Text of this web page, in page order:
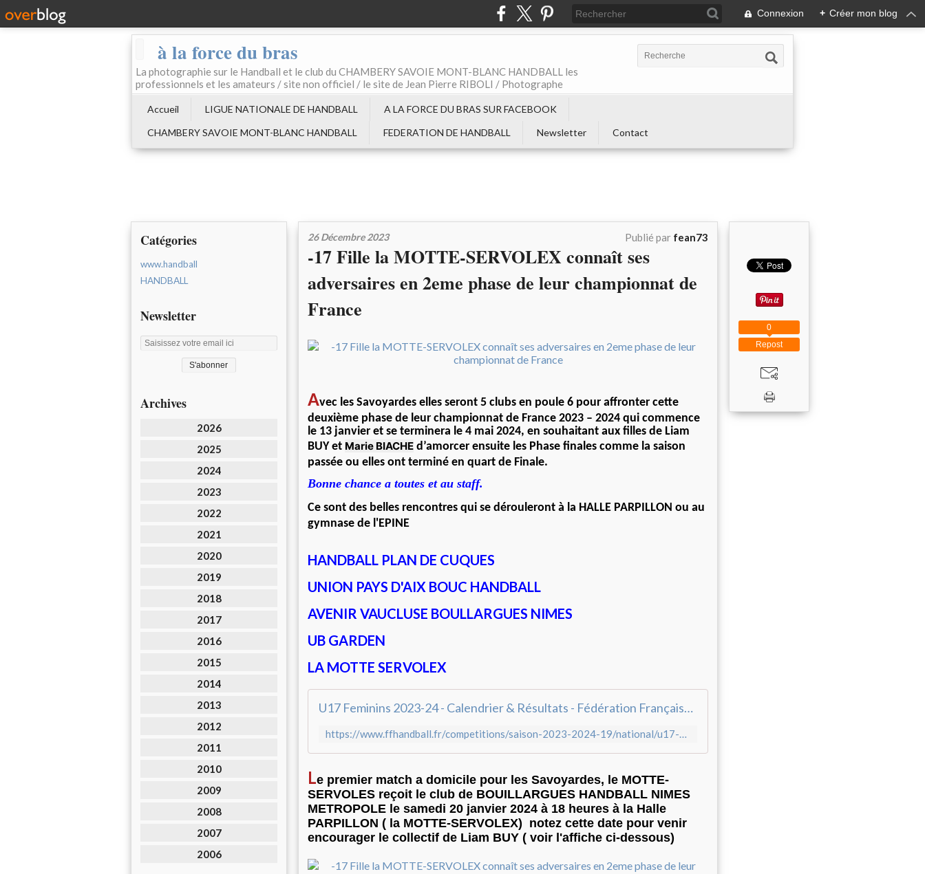
Connexion + Créer mon blog
à la force du bras
La photographie sur le Handball et le club du CHAMBERY SAVOIE MONT-BLANC HANDBALL les
professionnels et les amateurs / site non officiel / le site de Jean Pierre RIBOLI / Photographe
Accueil LIGUE NATIONALE DE HANDBALL
A LA FORCE DU BRAS SUR FACEBOOK
CHAMBERY SAVOIE MONT-BLANC HANDBALL
FEDERATION DE HANDBALL Newsletter Contact
Catégories
www.handball
HANDBALL
Newsletter
Archives
2026
2025
2024
2023
2022
2021
2020
2019
2018
2017
2016
2015
2014
2013
2012
2011
2010
2009
2008
2007
2006
26 Décembre 2023 Publié par fean73
-17 Fille la MOTTE-SERVOLEX connaît ses
adversaires en 2eme phase de leur championnat de
France
Avec les Savoyardes elles seront 5 clubs en poule 6 pour affronter cette
deuxième phase de leur championnat de France 2023 – 2024 qui commence
le 13 janvier et se terminera le 4 mai 2024, en souhaitant aux filles de Liam
BUY et Marie BIACHE d’amorcer ensuite les Phase finales comme la saison
passée ou elles ont terminé en quart de Finale.
Bonne chance a toutes et au staff.
Ce sont des belles rencontres qui se dérouleront à la HALLE PARPILLON ou au
gymnase de l'EPINE
HANDBALL PLAN DE CUQUES
UNION PAYS D'AIX BOUC HANDBALL
AVENIR VAUCLUSE BOULLARGUES NIMES
UB GARDEN
LA MOTTE SERVOLEX
U17 Feminins 2023-24 - Calendrier & Résultats - Fédération Française de Handball
https://www.ffhandball.fr/competitions/saison-2023-2024-19/national/u17-feminins-2023-24-23078/poule-138019/
Le premier match a domicile pour les Savoyardes, le MOTTE-
SERVOLES reçoit le club de BOUILLARGUES HANDBALL NIMES
METROPOLE le samedi 20 janvier 2024 à 18 heures à la Halle
PARPILLON ( la MOTTE-SERVOLEX) notez cette date pour venir
encourager le collectif de Liam BUY ( voir l'affiche ci-dessous)
Repost
0